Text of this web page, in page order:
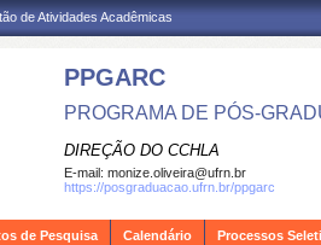
de Atividades Acadêmicas
PPGARC
PROGRAMA DE PÓS-
DIREÇÃO DO CCHLA
E-mail: monize.oliveira@ufrn.br
https://posgraduacao.ufrn.br/ppgarc
de Pesquisa Calendário Processos